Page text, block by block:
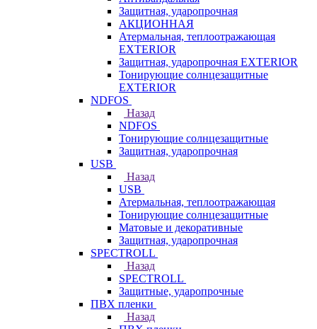
Защитная, ударопрочная
АКЦИОННАЯ
Атермальная, теплоотражающая
EXTERIOR
Защитная, ударопрочная EXTERIOR
Тонирующие солнцезащитные
EXTERIOR
NDFOS
Назад
NDFOS
Тонирующие солнцезащитные
Защитная, ударопрочная
USB
Назад
USB
Атермальная, теплоотражающая
Тонирующие солнцезащитные
Матовые и декоративные
Защитная, ударопрочная
SPECTROLL
Назад
SPECTROLL
Защитные, ударопрочные
ПВХ пленки
Назад